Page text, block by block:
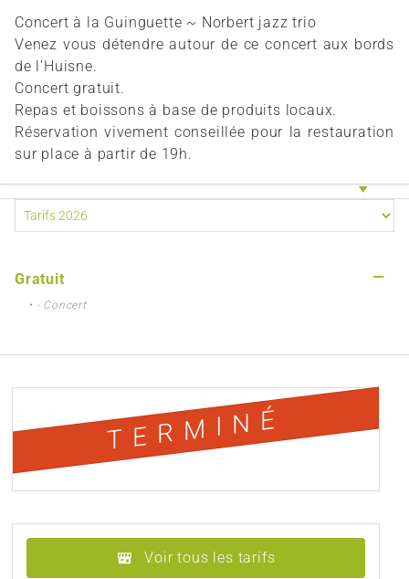
Concert à la Guinguette ~ Norbert jazz trio
Venez vous détendre autour de ce concert aux bords
de l'Huisne.
Concert gratuit.
Repas et boissons à base de produits locaux.
Réservation vivement conseillée pour la restauration
sur place à partir de 19h.
Gratuit —
• - Concert
TERMINÉ
Voir tous les tarifs